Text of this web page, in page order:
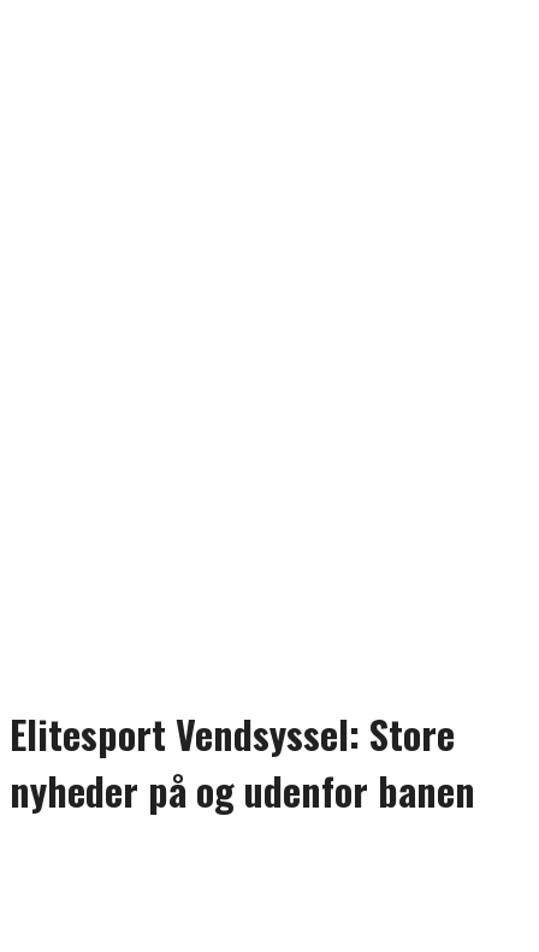
Elitesport Vendsyssel: Store
nyheder på og udenfor banen